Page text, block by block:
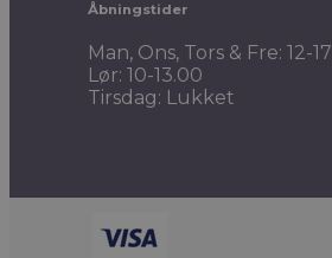
Åbningstider
Man, Ons, Tors & Fre: 12-17
Lør: 10-13.00
Tirsdag: Lukket